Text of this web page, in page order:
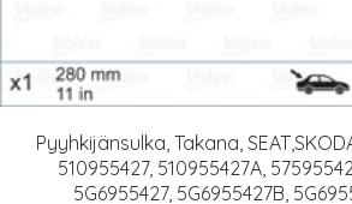
Pyyhkijänsulka, Takana,
510955427, 510955427A,
5G6955427, 5G6955427B,